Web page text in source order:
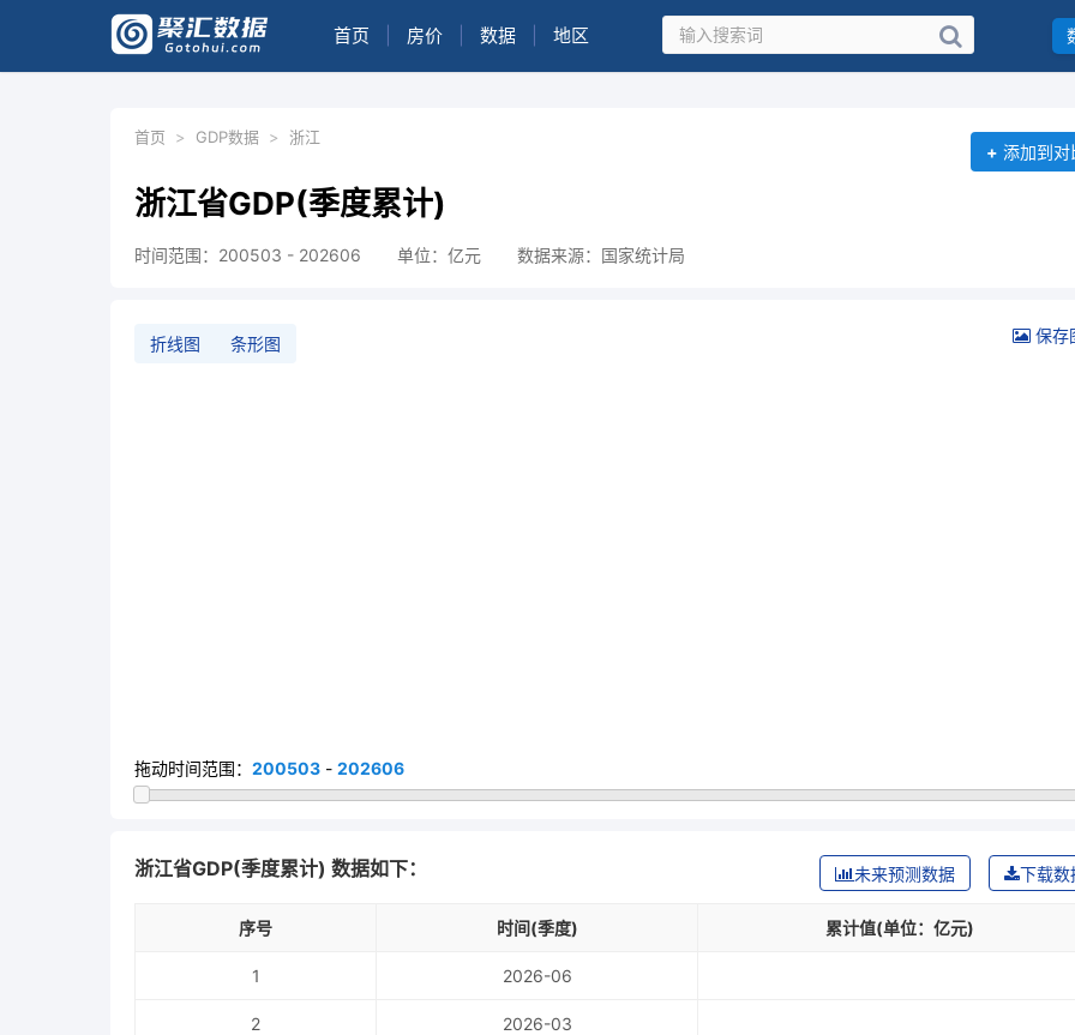
首页 房价 数据 地区
首页 > GDP数据 > 浙江
浙江省GDP(季度累计)
时间范围：200503 - 202606 单位：亿元 数据来源：国家统计局
+ 添加到对
折线图 条形图 保存
拖动时间范围： 200503 - 202606
浙江省GDP(季度累计) 数据如下： 下载数
未来预测数据
序号 时间(季度) 累计值(单位：亿元)
1 2026-06
2 2026-03